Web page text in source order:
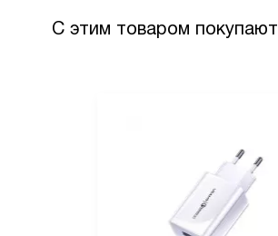
С этим товаром покупают